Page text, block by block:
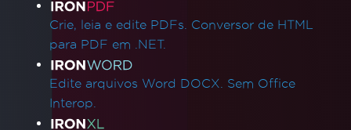
Links de produtos
Crie, leia e edite PDFs. Conversor de HTML
para PDF em .NET.
Edite arquivos Word DOCX. Sem Office
Interop.